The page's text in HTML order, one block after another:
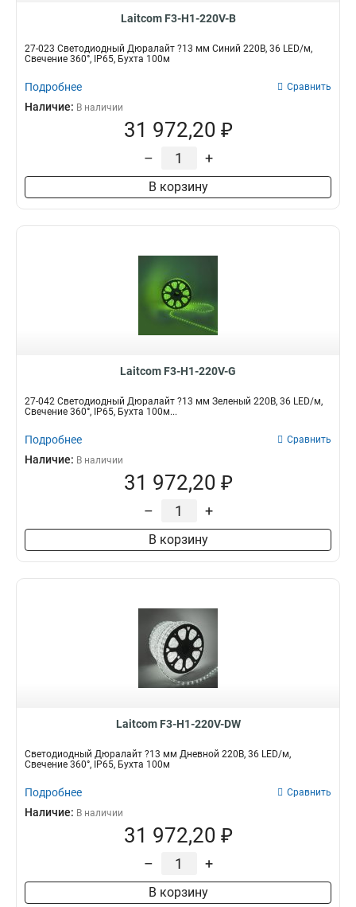
Laitcom F3-H1-220V-B
27-023 Светодиодный Дюралайт ?13 мм Синий 220В, 36 LED/м,
Свечение 360°, IP65, Бухта 100м
Подробнее Сравнить
Наличие: В наличии
31 972,20 ₽
– +
В корзину
Laitcom F3-H1-220V-G
27-042 Светодиодный Дюралайт ?13 мм Зеленый 220В, 36 LED/м,
Свечение 360°, IP65, Бухта 100м...
Подробнее Сравнить
Наличие: В наличии
31 972,20 ₽
– +
В корзину
Laitcom F3-H1-220V-DW
Светодиодный Дюралайт ?13 мм Дневной 220В, 36 LED/м,
Свечение 360°, IP65, Бухта 100м
Подробнее Сравнить
Наличие: В наличии
31 972,20 ₽
– +
В корзину